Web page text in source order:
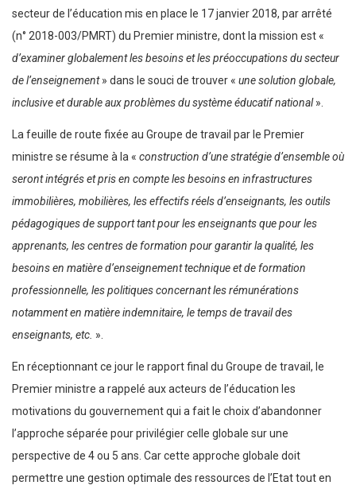
secteur de l’éducation mis en place le 17 janvier 2018, par arrêté
(n° 2018-003/PMRT) du Premier ministre, dont la mission est «
d’examiner globalement les besoins et les préoccupations du secteur
de l’enseignement» dans le souci de trouver « une solution globale,
inclusive et durable aux problèmes du système éducatif national».
La feuille de route fixée au Groupe de travail par le Premier
ministre se résume à la « construction d’une stratégie d’ensemble où
seront intégrés et pris en compte les besoins en infrastructures
immobilières, mobilières, les effectifs réels d’enseignants, les outils
pédagogiques de support tant pour les enseignants que pour les
apprenants, les centres de formation pour garantir la qualité, les
besoins en matière d’enseignement technique et de formation
professionnelle, les politiques concernant les rémunérations
notamment en matière indemnitaire, le temps de travail des
enseignants, etc. ».
En réceptionnant ce jour le rapport final du Groupe de travail, le
Premier ministre a rappelé aux acteurs de l’éducation les
motivations du gouvernement qui a fait le choix d’abandonner
l’approche séparée pour privilégier celle globale sur une
perspective de 4 ou 5 ans. Car cette approche globale doit
permettre une gestion optimale des ressources de l’Etat tout en